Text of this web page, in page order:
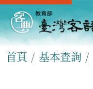
首頁 基本查詢